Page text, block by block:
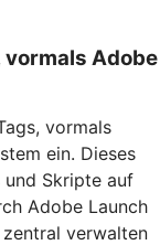
vormals Adobe
vormals
ein. Dieses
Skripte auf
Adobe Launch
verwalten